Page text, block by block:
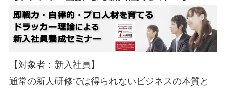
【対象者：新入社員】
通常の新人研修では得られないビジネスの本質と